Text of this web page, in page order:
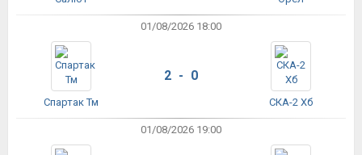
01/08/2026 18:00
Спартак Тм
2 - 0
СКА-2 Хб
01/08/2026 19:00